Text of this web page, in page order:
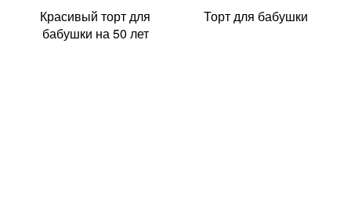
Красивый торт для
бабушки на 50 лет
Торт для бабушки